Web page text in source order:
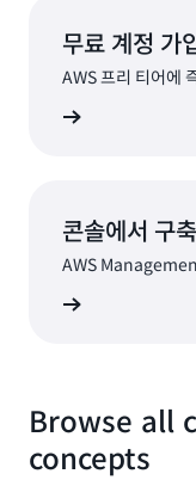
무료 계정 가
AWS 프리 티어에
콘솔에서 구
AWS
Browse all
concepts